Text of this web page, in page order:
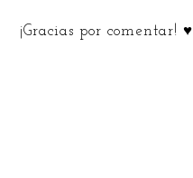
¡Gracias por comentar! ♥